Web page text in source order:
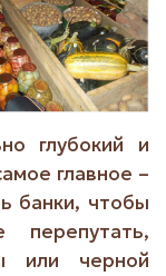
глубокий и
главное –
банки, чтобы
или черной